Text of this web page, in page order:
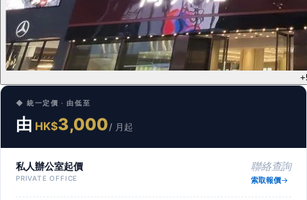
◆ 統一定價 · 由低至
由 HK$3,000/ 月起
私人辦公室起價
PRIVATE OFFICE
聯絡查詢
索取報價